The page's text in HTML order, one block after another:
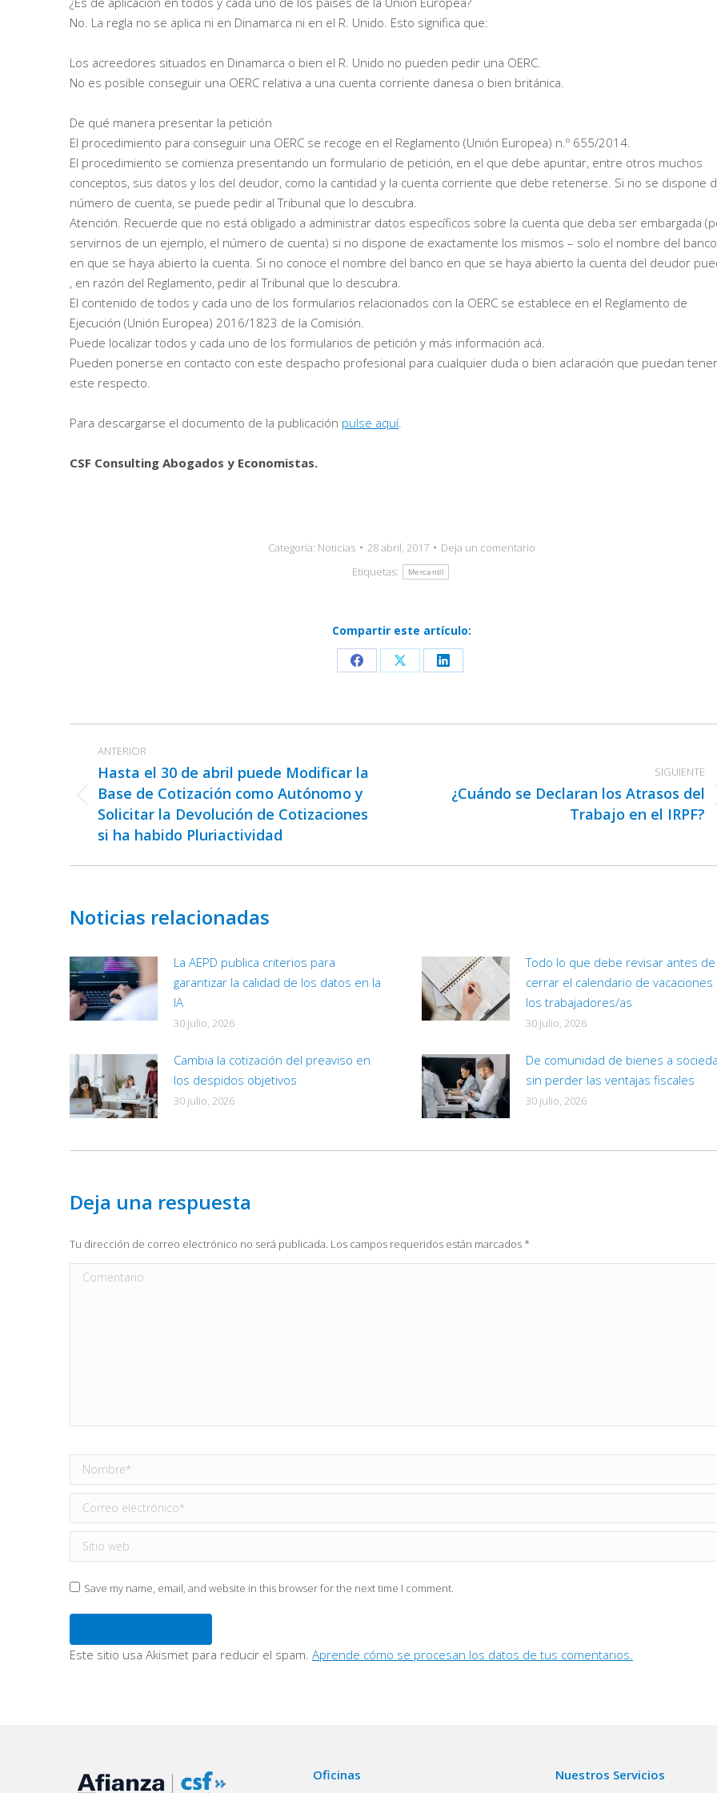
No. La regla no se aplica ni en Dinamarca ni en el R. Unido. Esto significa que:
Los acreedores situados en Dinamarca o bien el R. Unido no pueden pedir una OERC.
No es posible conseguir una OERC relativa a una cuenta corriente danesa o bien británica.
De qué manera presentar la petición
El procedimiento para conseguir una OERC se recoge en el Reglamento (Unión Europea) n.º 655/2014.
El procedimiento se comienza presentando un formulario de petición, en el que debe apuntar, entre otros muchos
conceptos, sus datos y los del deudor, como la cantidad y la cuenta corriente que debe retenerse. Si no se dispone
número de cuenta, se puede pedir al Tribunal que lo descubra.
Atención. Recuerde que no está obligado a administrar datos específicos sobre la cuenta que deba ser embargada
servirnos de un ejemplo, el número de cuenta) si no dispone de exactamente los mismos – solo el nombre del banco
en que se haya abierto la cuenta. Si no conoce el nombre del banco en que se haya abierto la cuenta del deudor
, en razón del Reglamento, pedir al Tribunal que lo descubra.
El contenido de todos y cada uno de los formularios relacionados con la OERC se establece en el Reglamento de
Ejecución (Unión Europea) 2016/1823 de la Comisión.
Puede localizar todos y cada uno de los formularios de petición y más información acá.
Pueden ponerse en contacto con este despacho profesional para cualquier duda o bien aclaración que puedan
este respecto.
Para descargarse el documento de la publicación pulse aquí.
CSF Consulting Abogados y Economistas.
Categoría: Noticias 28 abril, 2017
Deja un comentario
Etiquetas:
Mercantil
Compartir este artículo:
Share
Facebook
Share
X
Share
LinkedIn
entre
publicaciones
ANTERIOR
Publicación
anterior:
Hasta el 30 de abril puede Modificar la
Base de Cotización como Autónomo y
Solicitar la Devolución de Cotizaciones
si ha habido Pluriactividad
SIGUIENTE
Publicación
¿Cuándo se Declaran los Atrasos del
Trabajo en el IRPF?
Noticias relacionadas
La AEPD publica criterios para
garantizar la calidad de los datos en la
IA
30 julio, 2026
Todo lo que debe revisar antes de
cerrar el calendario de vacaciones
los trabajadores/as
30 julio, 2026
Cambia la cotización del preaviso en
los despidos objetivos
30 julio, 2026
De comunidad de bienes a
sin perder las ventajas fiscales
30 julio, 2026
Deja una respuesta
Tu dirección de correo electrónico no será publicada. Los campos requeridos están marcados*
Comentario
Nombre *
Correo electrónico *
Sitio web
Save my name, email, and website in this browser for the next time I comment.
Este sitio usa Akismet para reducir el spam. Aprende cómo se procesan los datos de tus comentarios.
Oficinas Nuestros Servicios